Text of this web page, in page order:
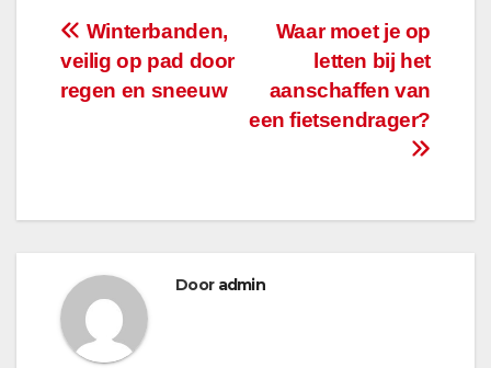
Bericht
navigatie
Waar moet je op
letten bij het
aanschaffen van
een fietsendrager?
Winterbanden,
veilig op pad door
regen en sneeuw
Door admin